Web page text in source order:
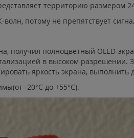
территорию размером
потому не препятствует
получил полноцветный OLED-
в высоком разрешении.
яркость экрана, выполнить
-20°С до +55°С).